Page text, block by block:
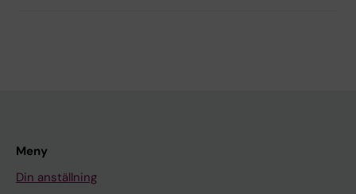
Meny
Din anställning